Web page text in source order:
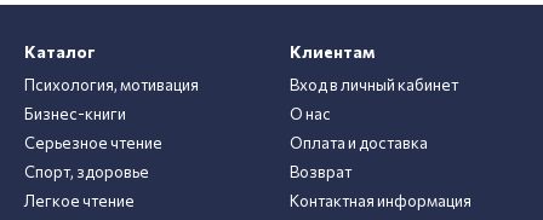
Каталог
Психология, мотивация
Бизнес-книги
Серьезное чтение
Спорт, здоровье
Легкое чтение
Клиентам
Вход в личный кабинет
О нас
Оплата и доставка
Возврат
Контактная информация